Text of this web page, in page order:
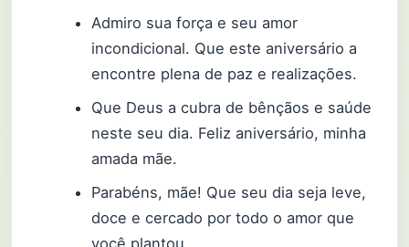
Admiro sua força e seu amor
incondicional. Que este aniversário a
encontre plena de paz e realizações.
Que Deus a cubra de bênçãos e saúde
neste seu dia. Feliz aniversário, minha
amada mãe.
Parabéns, mãe! Que seu dia seja leve,
doce e cercado por todo o amor que